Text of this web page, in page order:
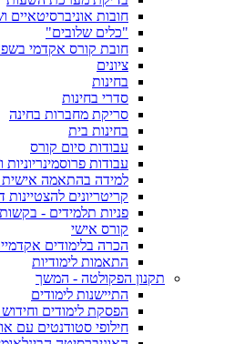
חובות אוניברסיטאיים
"כלים שלובים"
חובת קורס אקדמי
ציונים
בחינות
סדרי בחינות
סריקת מחברות בחינה
בחינות בית
עבודות סיום קורס
עבודות פרוסמינריוניות
למידה בהתאמה אישית
קריטריונים
פניות תלמידים -
קורס אישי
הכרה בלימודים
התאמות לימודיות
תקנון הפקולטה - המשך
התיישנות לימודים
הפסקת לימודים וחידוש
חילופי סטודנטים עם